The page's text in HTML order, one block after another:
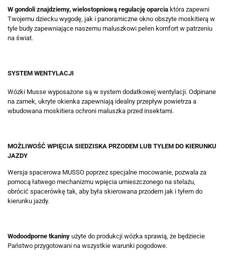
W gondoli znajdziemy, wielostopniową regulację oparcia która zapewni
Twojemu dziecku wygodę, jak i panoramiczne okno obszyte moskitierą w
tyle budy zapewniające naszemu maluszkowi pełen komfort w patrzeniu
na świat.
SYSTEM WENTYLACJI
Wózki Musse wyposażone są w system dodatkowej wentylacji. Odpinane
na zamek, ukryte okienka zapewniają idealny przepływ powietrza a
wbudowana moskitiera ochroni maluszka przed insektami.
MOŻLIWOŚĆ WPIĘCIA SIEDZISKA PRZODEM LUB TYŁEM DO KIERUNKU
JAZDY​​
Wersja spacerowa MUSSO poprzez specjalne mocowanie, pozwala za
pomocą łatwego mechanizmu wpięcia umieszczonego na stelażu,
obrócić spacerówkę tak, aby była skierowana przodem jak i tyłem do
kierunku jazdy.
Wodoodporne tkaniny użyte do produkcji wózka sprawią, że będziecie
Państwo przygotowani na wszystkie warunki pogodowe.